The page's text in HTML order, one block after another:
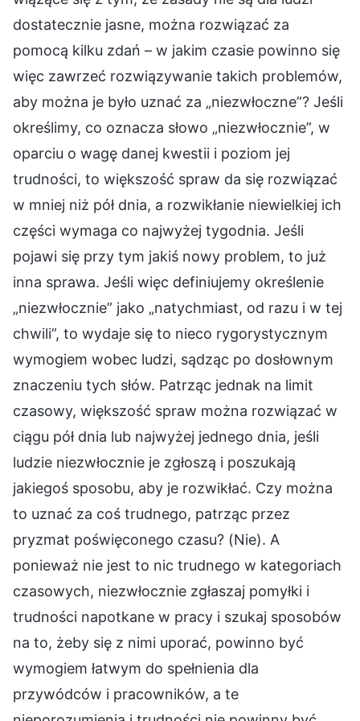
dostatecznie jasne, można rozwiązać za
pomocą kilku zdań – w jakim czasie powinno się
więc zawrzeć rozwiązywanie takich problemów,
aby można je było uznać za „niezwłoczne”? Jeśli
określimy, co oznacza słowo „niezwłocznie”, w
oparciu o wagę danej kwestii i poziom jej
trudności, to większość spraw da się rozwiązać
w mniej niż pół dnia, a rozwikłanie niewielkiej ich
części wymaga co najwyżej tygodnia. Jeśli
pojawi się przy tym jakiś nowy problem, to już
inna sprawa. Jeśli więc definiujemy określenie
„niezwłocznie” jako „natychmiast, od razu i w tej
chwili”, to wydaje się to nieco rygorystycznym
wymogiem wobec ludzi, sądząc po dosłownym
znaczeniu tych słów. Patrząc jednak na limit
czasowy, większość spraw można rozwiązać w
ciągu pół dnia lub najwyżej jednego dnia, jeśli
ludzie niezwłocznie je zgłoszą i poszukają
jakiegoś sposobu, aby je rozwikłać. Czy można
to uznać za coś trudnego, patrząc przez
pryzmat poświęconego czasu? (Nie). A
ponieważ nie jest to nic trudnego w kategoriach
czasowych, niezwłocznie zgłaszaj pomyłki i
trudności napotkane w pracy i szukaj sposobów
na to, żeby się z nimi uporać, powinno być
wymogiem łatwym do spełnienia dla
przywódców i pracowników, a te